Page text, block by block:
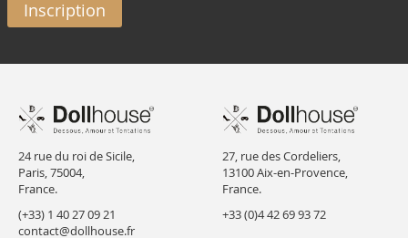
Inscription
24 rue du roi de Sicile,
Paris, 75004,
France.
(+33) 1 40 27 09 21
contact@dollhouse.fr
27, rue des Cordeliers,
13100 Aix-en-Provence,
France.
+33 (0)4 42 69 93 72